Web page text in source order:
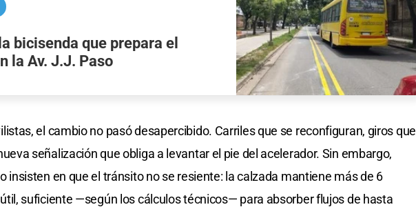
bicisenda que prepara el
la Av. J.J. Paso
el cambio no pasó desapercibido. Carriles que se reconfiguran, giros que
señalización que obliga a levantar el pie del acelerador. Sin embargo,
insisten en que el tránsito no se resiente: la calzada mantiene más de 6
suficiente —según los cálculos técnicos— para absorber flujos de hasta